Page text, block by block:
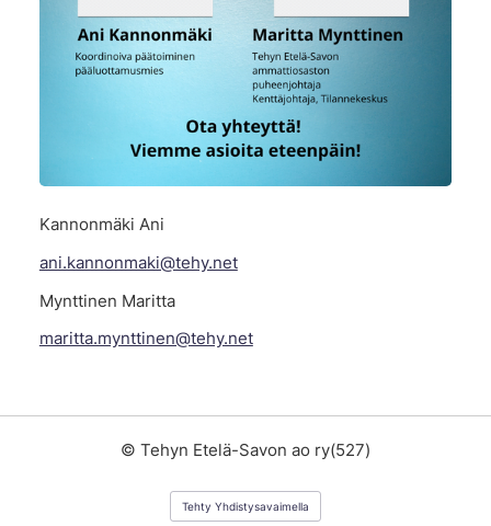
Kannonmäki Ani
ani.kannonmaki@tehy.net
Mynttinen Maritta
maritta.mynttinen@tehy.net
© Tehyn Etelä-Savon ao ry(527)
Tehty Yhdistysavaimella